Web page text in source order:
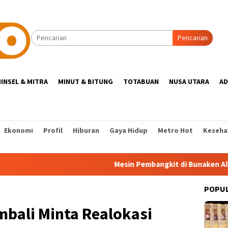
Pencarian
& MITRA MINUT & BITUNG TOTABUAN NUSA UTARA
Ekonomi Profil Hiburan Gaya Hidup Metro Hot
Mesin Pembangkit di Bunaken Alami
Minta Realokasi